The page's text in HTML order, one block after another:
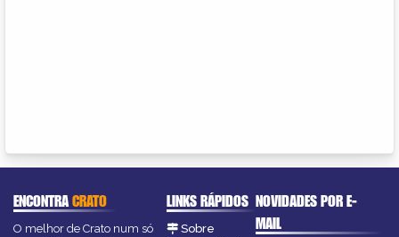
ENCONTRACRATO
O melhor de Crato num só
LINKS RÁPIDOS
Sobre
NOVIDADES POR E-
MAIL